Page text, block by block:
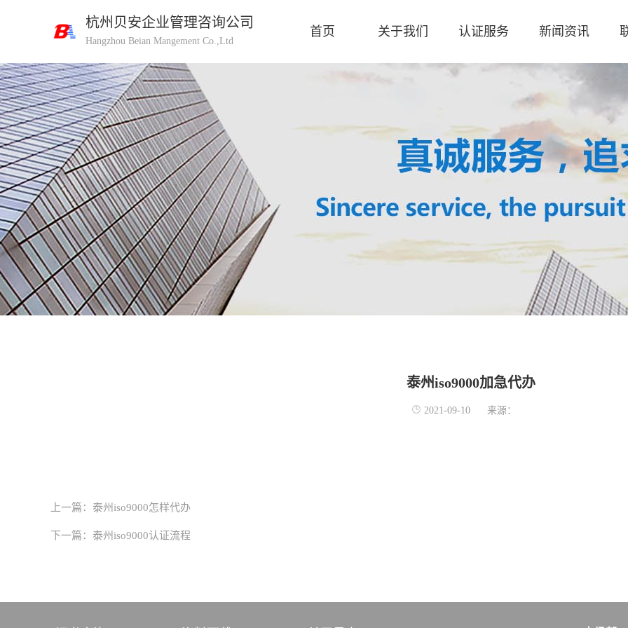
杭州贝安企业管理咨询公司
Hangzhou Beian Mangement Co.,Ltd
首页 关于我们 认证服务 新闻资讯
泰州iso9000加急代办
2021-09-10 来源：
上一篇： 泰州iso9000怎样代办
下一篇： 泰州iso9000认证流程